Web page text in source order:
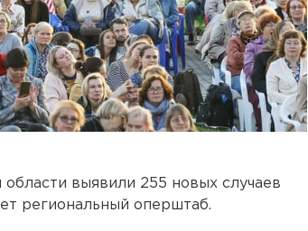
выявили 255 новых случаев
региональный оперштаб.